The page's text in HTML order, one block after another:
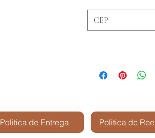
Politica de Entrega Politica de